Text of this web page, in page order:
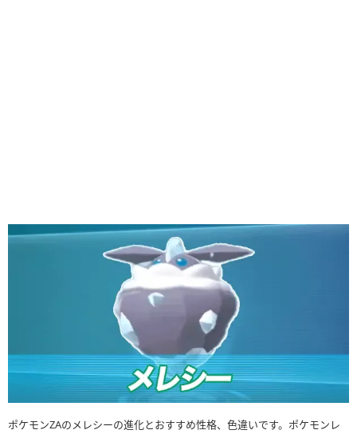
ポケモンZAのメレシーの進化とおすすめ性格、色違いです。ポケモンレ